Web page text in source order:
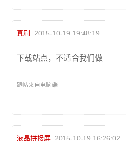
真刷 2015-10-19 19:48:19
下载站点，不适合我们做
跟帖来自电脑端
液晶拼接屏 2015-10-19 16:26:02